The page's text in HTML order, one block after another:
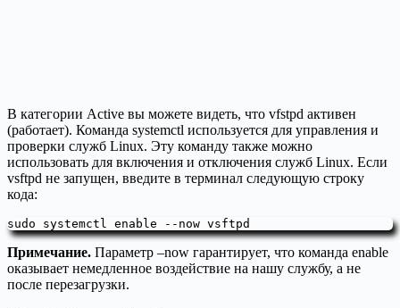
В категории Active вы можете видеть, что vfstpd активен
(работает). Команда systemctl используется для управления и
проверки служб Linux. Эту команду также можно
использовать для включения и отключения служб Linux. Если
vsftpd не запущен, введите в терминал следующую строку
кода:
sudo systemctl enable --now vsftpd
Примечание. Параметр –now гарантирует, что команда enable
оказывает немедленное воздействие на нашу службу, а не
после перезагрузки.